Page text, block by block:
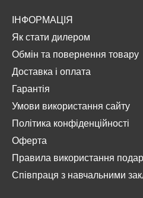
ІНФОРМАЦІЯ
Як стати дилером
Обмін та повернення товару
Доставка і оплата
Гарантія
Умови використання сайту
Політика конфіденційності
Оферта
Правила використання
Співпраця з навчальними